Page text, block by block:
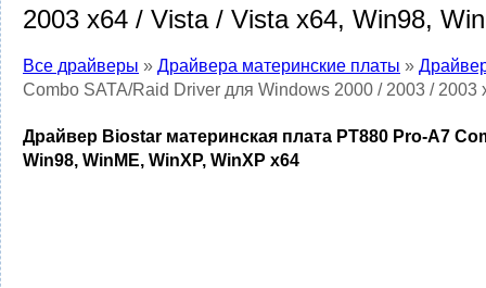
2003 x64 / Vista / Vista x64, Win98,
Все драйверы » Драйвера материнские платы »
Combo SATA/Raid Driver для Windows 2000 / 2003 /
Драйвер Biostar материнская плата PT880 Pro-A7
Win98, WinME, WinXP, WinXP x64